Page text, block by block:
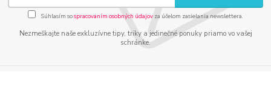
Súhlasím sospracovaním osobných údajov za účelom zasielania newslettera.
Nezmeškajte naše exkluzívne tipy, triky a jedinečné ponuky priamo vo vašej
schránke.